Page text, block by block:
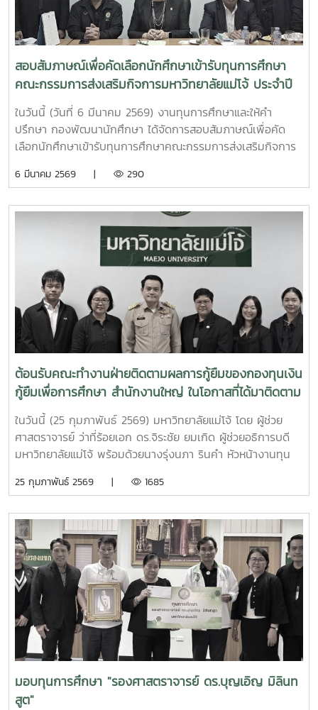
สอบสัมภาษณ์เพื่อคัดเลือกนักศึกษาเข้ารับทุนการศึกษา
คณะกรรมการส่งเสริมกิจการมหาวิทยาลัยแม่โจ้ ประจำปี
การศึกษา 2568
ในวันนี้ (วันที่ 6 มีนาคม 2569) งานทุนการศึกษาและให้คำ
ปรึกษา กองพัฒนานักศึกษา ได้จัดการสอบสัมภาษณ์เพื่อคัด
เลือกนักศึกษาเข้ารับทุนการศึกษาคณะกรรมการส่งเสริมกิจการ
ศิริรัตน์ ประธานคณะกรรมการพิจารณาทุนการศึกษาของคณะ
เชียงแรง รองประธานกรรมการ และคณะกรรมการ เป็นผู้
พิจารณาคัดเลือกนักศึกษาเข้ารับทุนการศึกษาของคณะ
กรรมการส่งเสริมกิจการมหาวิทยาลัย ประจำปี 2568 โดยมี
นักศึกษาเข้ารับการสอบสัมภาษณ์ จำนวน 23 ราย ซึ่งแบ่งออก
เป็น 2 ระดับ ดังนี้ 1. ระดับบัณฑิตศึกษา ทุนละ 15,000 บาท ต่อ
เนื่องจนจบการศึกษา เข้ารับการสัมภาษณ์ จำนวน 4 ราย มีผู้
ผ่านการคัดเลือก จำนวน 2 ราย 2. ระดับปริญญาตรี ทนละ
10,000 บาท ต่อเนื่องจนจบการศึกษา เข้ารับการสัมภาษณ์
จำนวน 19 ราย มีผู้ผ่านการตัดเลือก จำนวน 18 ราย ณ ห้อง
ประชุมภูผา ชั้น 2 อาคารอำนวย ยศสุข
6 มีนาคม 2569 | 290
ต้อนรับคณะทำงานฝ่ายติดตามผลการกู้ยืมของกองทุนเงิน
กู้ยืมเพื่อการศึกษา สำนักงานใหญ่ ในโอกาสที่ได้มาติดตาม
ผลการกู้เงินกยศ. ของนักศึกษามหาวิทยาลัยแม่โจ้
ในวันนี้ (25 กุมภาพันธ์ 2569) มหาวิทยาลัยแม่โจ้ โดย ผู้ช่วย
ศาสตราจารย์ ว่าที่ร้อยเอก ดร.จิระชัย ยมเกิด ผู้ช่วยอธิการบดี
มหาวิทยาลัยแม่โจ้ พร้อมด้วยนางรุ่งนภา รินคำ หัวหน้างานทุน
ศึกษาชำนาญการ สังกัดงานทุนการศึกษาและให้คำปรึกษา กอง
กระจาย หัวหน้ากลุ่มงานกำกับสถานศึกษา และคณะทำงานฝ่าย
ติดตามผลการกู้ยืมของกองทุนเงินกู้ยืมเพื่อการศึกษา สำนักงาน
ใหญ่ ในโอกาสที่ได้มาติดตามผลการกู้เงินกยศ. ของนักศึกษา
มหาวิทยาลัยแม่โจ้ ในด้านค่าใช้จ่าย รายได้ของครอบครัว และอื่นๆ
เพื่อนำข้อมูลไปประกอบการพัฒนาการกู้ยืมให้ตรงกับ
วัตถุประสงค์ของผู้กู้และผู้ให้กู้ โดยมีการติดตามผลในระหว่างวันที่
25 - 26 กุมภาพันธ์ 2569 ทั้งนี้ ได้จัดนักศึกษามหาวิทยาลัยแม่
โจ้ที่กู้เงินกยศ. เข้าร่วมให้ข้อมูลกับคณะฝ่ายติดตามผลฯ วันละ
100 ราย ตั้งแต่เวลา 09.00 - 16.00 น. ณ ห้องประชุมศิขรินทร์
ชั้น 3 อาคารอำนวย ยศสุข
25 กุมภาพันธ์ 2569 | 1685
มอบทุนการศึกษา "รองศาสตราจารย์ ดร.บุญเอิญ มิลินท
สูต"